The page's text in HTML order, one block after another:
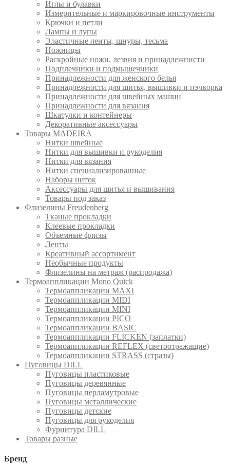
Иглы и булавки
Измерительные и маркировочные инструменты
Крючки и петли
Лампы и лупы
Эластичные ленты, шнуры, тесьма
Ножницы
Раскройные ножи, лезвия и принадлежнисти
Подплечники и подмышечники
Принадлежности для женского белья
Принадлежности для шитья, вышивки и пэчворка
Принадлежности для швейных машин
Принадлежности для вязания
Шкатулки и контейнеры
Декоративные аксессуары
Товары MADEIRA
Нитки швейные
Нитки для вышивки и рукоделия
Нитки для вязания
Нитки специализированные
Наборы ниток
Аксессуары для шитья и вышивания
Товары под заказ
Флизелины Freudenberg
Тканые прокладки
Клеевые прокладки
Объемные флизы
Ленты
Креативный ассортимент
Необычные продукты
Флизелины на метраж (распродажа)
Термоаппликации Mono Quick
Термоаппликации MAXI
Термоаппликации MIDI
Термоаппликации MINI
Термоаппликации PICO
Термоаппликации BASIC
Термоаппликации FLICKEN (заплатки)
Термоаппликации REFLEX (светоотражащие)
Термоаппликации STRASS (стразы)
Пуговицы DILL
Пуговицы пластиковые
Пуговицы деревянные
Пуговицы перламутровые
Пуговицы металлические
Пуговицы детские
Пуговицы для рукоделия
Фурнитура DILL
Товары разные
Бренд